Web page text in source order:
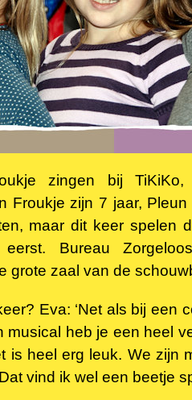
zingen bij
Froukje zijn 7 jaar,
maar dit keer spelen
Bureau
grote zaal van de
Eva: ‘Net als bij een
musical heb je een heel
is heel erg leuk. We zijn
vind ik wel een beetje